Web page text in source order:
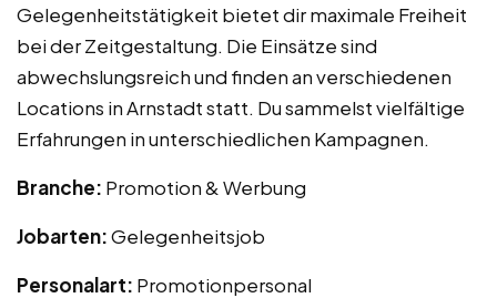
Gelegenheitstätigkeit bietet dir maximale Freiheit
bei der Zeitgestaltung. Die Einsätze sind
abwechslungsreich und finden an verschiedenen
Locations in Arnstadt statt. Du sammelst vielfältige
Erfahrungen in unterschiedlichen Kampagnen.
Branche: Promotion & Werbung
Jobarten:Gelegenheitsjob
Personalart: Promotionpersonal